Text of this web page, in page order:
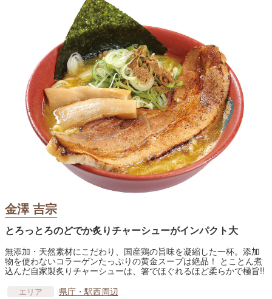
金澤 吉宗
とろっとろのどでか炙りチャーシューがインパクト大
無添加・天然素材にこだわり、国産鶏の旨味を凝縮した一杯。添加
物を使わないコラーゲンたっぷりの黄金スープは絶品！ とことん煮
込んだ自家製炙りチャーシューは、箸でほぐれるほど柔らかで極旨!!
エリア 県庁・駅西周辺